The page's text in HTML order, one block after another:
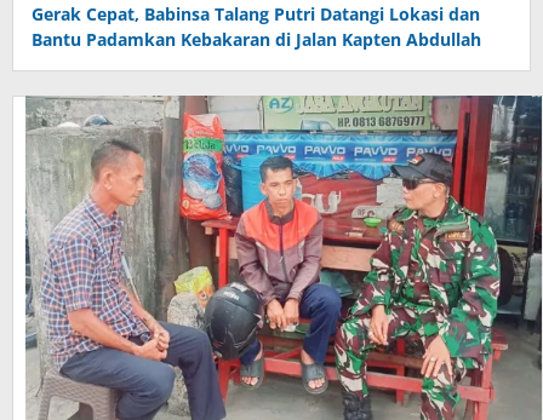
Gerak Cepat, Babinsa Talang Putri Datangi Lokasi dan
Bantu Padamkan Kebakaran di Jalan Kapten Abdullah